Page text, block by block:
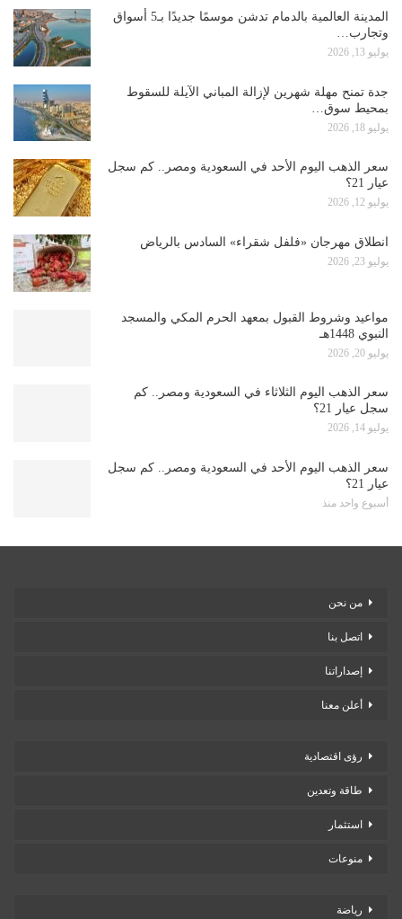
المدينة العالمية بالدمام تدشن موسمًا جديدًا بـ5 أسواق
وتجارب…
يوليو 13, 2026
جدة تمنح مهلة شهرين لإزالة المباني الآيلة للسقوط
بمحيط سوق…
يوليو 18, 2026
سعر الذهب اليوم الأحد في السعودية ومصر.. كم سجل
عيار 21؟
يوليو 12, 2026
انطلاق مهرجان «فلفل شقراء» السادس بالرياض
يوليو 23, 2026
مواعيد وشروط القبول بمعهد الحرم المكي والمسجد
النبوي 1448هـ
يوليو 20, 2026
سعر الذهب اليوم الثلاثاء في السعودية ومصر.. كم
سجل عيار 21؟
يوليو 14, 2026
سعر الذهب اليوم الأحد في السعودية ومصر.. كم سجل
عيار 21؟
أسبوع واحد منذ
من نحن
اتصل بنا
إصداراتنا
أعلن معنا
رؤى اقتصادية
طاقة وتعدين
استثمار
منوعات
رياضة